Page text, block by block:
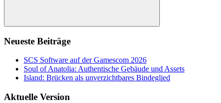
Suchen
Neueste Beiträge
SCS Software auf der Gamescom 2026
Soul of Anatolia: Authentische Gebäude und Assets
Island: Brücken als unverzichtbares Bindeglied
Aktuelle Version